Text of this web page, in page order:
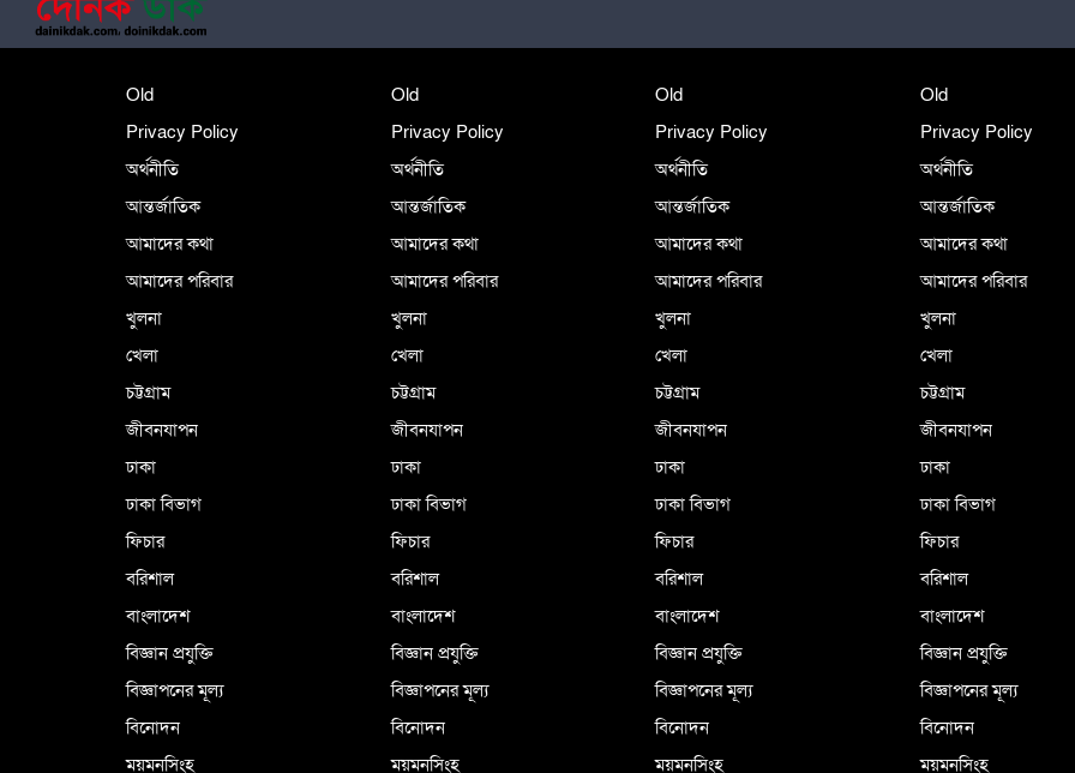
Old
Privacy Policy
অর্থনীতি
আন্তর্জাতিক
আমাদের কথা
আমাদের পরিবার
খুলনা
খেলা
চট্টগ্রাম
জীবনযাপন
ঢাকা
ঢাকা বিভাগ
ফিচার
বরিশাল
বাংলাদেশ
বিজ্ঞান প্রযুক্তি
বিজ্ঞাপনের মূল্য
বিনোদন
ময়মনসিংহ
Old
Privacy Policy
অর্থনীতি
আন্তর্জাতিক
আমাদের কথা
আমাদের পরিবার
খুলনা
খেলা
চট্টগ্রাম
জীবনযাপন
ঢাকা
ঢাকা বিভাগ
ফিচার
বরিশাল
বাংলাদেশ
বিজ্ঞান প্রযুক্তি
বিজ্ঞাপনের মূল্য
বিনোদন
ময়মনসিংহ
Old
Privacy Policy
অর্থনীতি
আন্তর্জাতিক
আমাদের কথা
আমাদের পরিবার
খুলনা
খেলা
চট্টগ্রাম
জীবনযাপন
ঢাকা
ঢাকা বিভাগ
ফিচার
বরিশাল
বাংলাদেশ
বিজ্ঞান প্রযুক্তি
বিজ্ঞাপনের মূল্য
বিনোদন
ময়মনসিংহ
Old
Privacy Policy
অর্থনীতি
আন্তর্জাতিক
আমাদের কথা
আমাদের পরিবার
খুলনা
খেলা
চট্টগ্রাম
জীবনযাপন
ঢাকা
ঢাকা বিভাগ
ফিচার
বরিশাল
বাংলাদেশ
বিজ্ঞান প্রযুক্তি
বিজ্ঞাপনের মূল্য
বিনোদন
ময়মনসিংহ